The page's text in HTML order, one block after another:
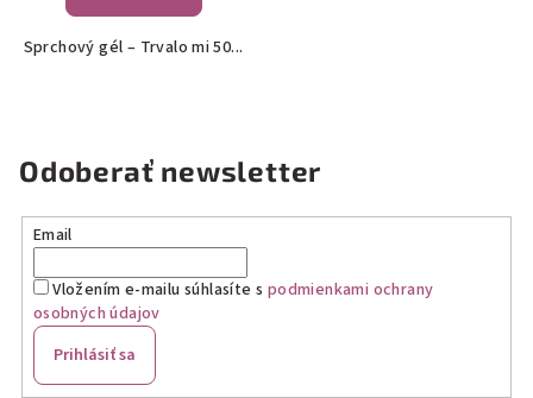
Sprchový gél – Trvalo mi 50...
Odoberať newsletter
Email
Vložením e-mailu súhlasíte s podmienkami ochrany
osobných údajov
Prihlásiť sa